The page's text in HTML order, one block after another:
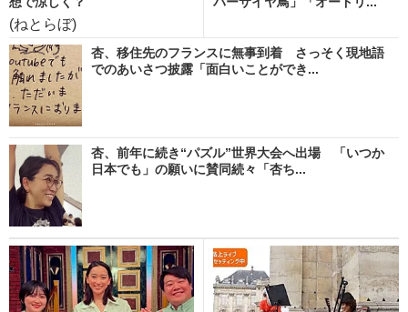
(ねとらぼ)
杏、移住先のフランスに無事到着 さっそく現地語
でのあいさつ披露「面白いことができ...
杏、前年に続き“パズル”世界大会へ出場 「いつか
日本でも」の願いに賛同続々「杏ち...